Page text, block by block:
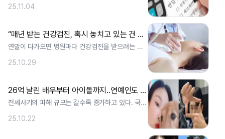
25.11.04
“매년 받는 건강검진, 혹시 놓치고 있는 건 없으세요?” 100% 활용법
연말이 다가오면 병원마다 건강검진을 받으려는 사
25.10.29
26억 날린 배우부터 아이돌까지..연예인도 못 피한 전세사기
전세사기의 피해 규모는 갈수록 증가하고 있다. 국토
25.10.22